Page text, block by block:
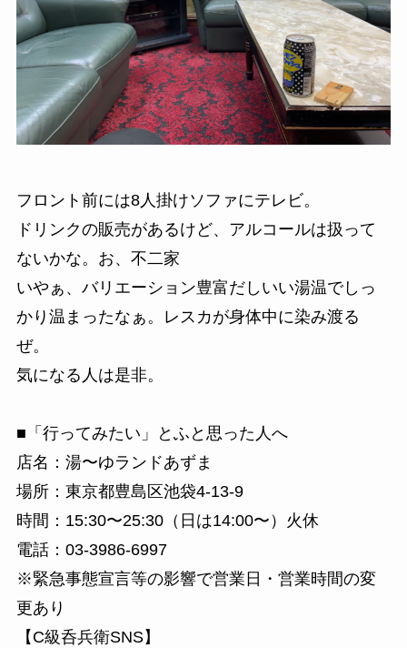
フロント前には8人掛けソファにテレビ。
ドリンクの販売があるけど、アルコールは扱って
ないかな。お、不二家
いやぁ、バリエーション豊富だしいい湯温でしっ
かり温まったなぁ。レスカが身体中に染み渡る
ぜ。
気になる人は是非。
■「行ってみたい」とふと思った人へ
店名：湯〜ゆランドあずま
場所：東京都豊島区池袋4-13-9
時間：15:30〜25:30（日は14:00〜）火休
電話：03-3986-6997
※緊急事態宣言等の影響で営業日・営業時間の変
更あり
【C級呑兵衛SNS】